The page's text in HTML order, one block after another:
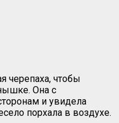
черепаха, чтобы
Она с
и увидела
порхала в воздухе.